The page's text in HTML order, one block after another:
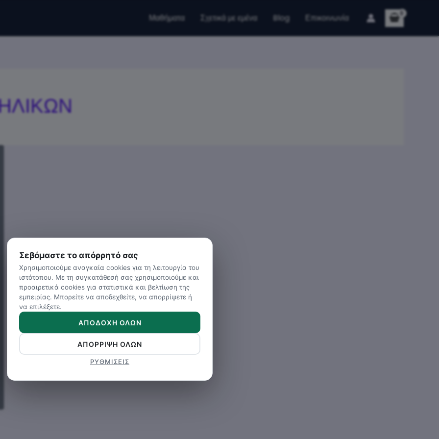
Μαθήματα Σχετικά με εμένα Blog Επικοινωνία
Σεβόμαστε το απόρρητό σας
Χρησιμοποιούμε αναγκαία cookies για τη λειτουργία του
ιστότοπου. Με τη συγκατάθεσή σας χρησιμοποιούμε και
προαιρετικά cookies για στατιστικά και βελτίωση της
εμπειρίας. Μπορείτε να αποδεχθείτε, να απορρίψετε ή
να επιλέξετε.
ΑΠΟΔΟΧΉ ΌΛΩΝ
ΑΠΌΡΡΙΨΗ ΌΛΩΝ
ΡΥΘΜΊΣΕΙΣ